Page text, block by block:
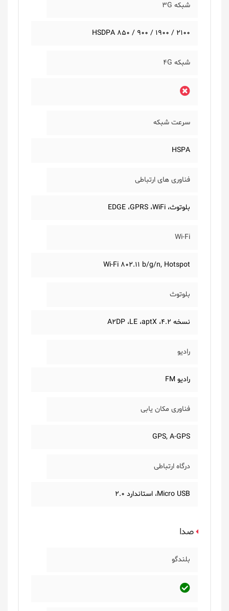
شبکه 3G
HSDPA 850 / 900 / 1900 / 2100
شبکه 4G
سرعت شبکه
HSPA
فناوری های ارتباطی
بلوتوث، EDGE ،GPRS ،WiFi
Wi-Fi
Wi-Fi 802.11 b/g/n, Hotspot
بلوتوث
نسخه 4.2، A2DP ،LE ،aptX
رادیو
رادیو FM
فناوری مکان یابی
GPS, A-GPS
درگاه ارتباطی
Micro USB، استاندارد 2.0
صدا
بلندگو